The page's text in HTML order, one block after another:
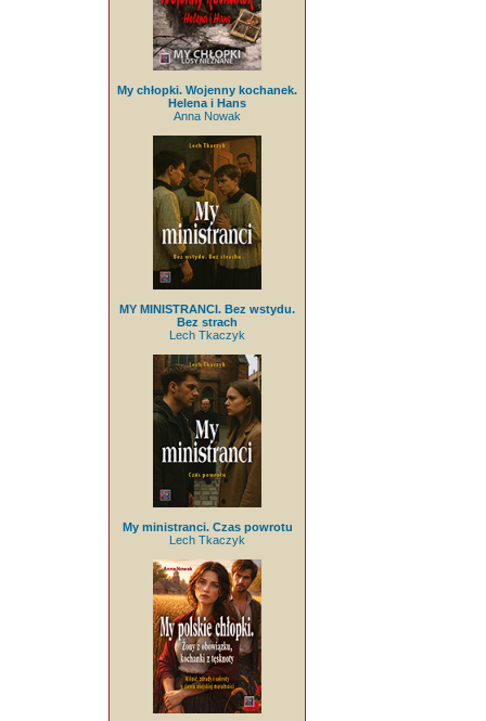
My chłopki. Wojenny kochanek.
Helena i Hans
Anna Nowak
MY MINISTRANCI. Bez wstydu.
Bez strach
Lech Tkaczyk
My ministranci. Czas powrotu
Lech Tkaczyk